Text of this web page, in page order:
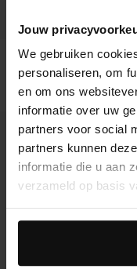
Jouw
We gebruiken
personaliseren, om
en om ons
informatie over uw
partners voor social
partners kunnen
informatie die u aan
verzameld op basis
Daarnaast werken
advertentie- en
hoe Google uw
Cognac suède bootschoenen
136.99
new